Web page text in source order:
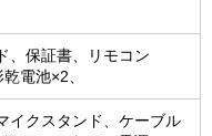
、保証書、リモコン
電池×2、
イクスタンド、ケーブル